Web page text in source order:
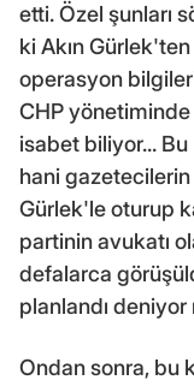
etti. Özel şunları
ki Akın
operasyon
CHP yönetiminde
isabet biliyor... Bu
hani gazetecilerin
Gürlek'le oturup
partinin avukatı
defalarca
planlandı deniyor
Ondan sonra, bu